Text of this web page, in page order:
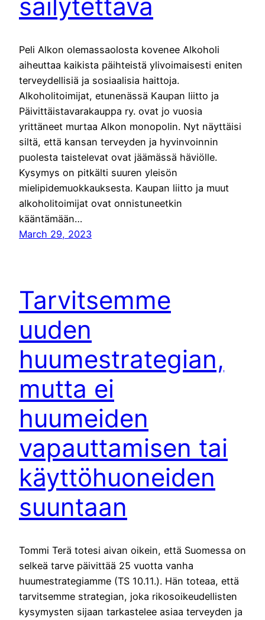
säilytettävä
Peli Alkon olemassaolosta kovenee Alkoholi
aiheuttaa kaikista päihteistä ylivoimaisesti eniten
terveydellisiä ja sosiaalisia haittoja.
Alkoholitoimijat, etunenässä Kaupan liitto ja
Päivittäistavarakauppa ry. ovat jo vuosia
yrittäneet murtaa Alkon monopolin. Nyt näyttäisi
siltä, että kansan terveyden ja hyvinvoinnin
puolesta taistelevat ovat jäämässä häviölle.
Kysymys on pitkälti suuren yleisön
mielipidemuokkauksesta. Kaupan liitto ja muut
alkoholitoimijat ovat onnistuneetkin
kääntämään…
March 29, 2023
Tarvitsemme
uuden
huumestrategian,
mutta ei
huumeiden
vapauttamisen tai
käyttöhuoneiden
suuntaan
Tommi Terä totesi aivan oikein, että Suomessa on
selkeä tarve päivittää 25 vuotta vanha
huumestrategiamme (TS 10.11.). Hän toteaa, että
tarvitsemme strategian, joka rikosoikeudellisten
kysymysten sijaan tarkastelee asiaa terveyden ja